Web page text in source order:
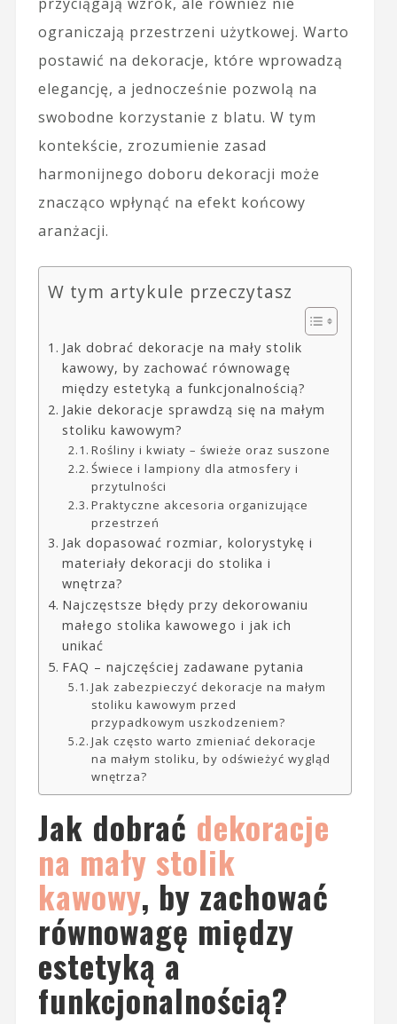
ograniczają przestrzeni użytkowej. Warto
postawić na dekoracje, które wprowadzą
elegancję, a jednocześnie pozwolą na
swobodne korzystanie z blatu. W tym
kontekście, zrozumienie zasad
harmonijnego doboru dekoracji może
znacząco wpłynąć na efekt końcowy
aranżacji.
W tym artykule przeczytasz
Jak dobrać dekoracje na mały stolik
kawowy, by zachować równowagę
między estetyką a funkcjonalnością?
Jakie dekoracje sprawdzą się na małym
stoliku kawowym?
Rośliny i kwiaty – świeże oraz suszone
Świece i lampiony dla atmosfery i
przytulności
Praktyczne akcesoria organizujące
przestrzeń
Jak dopasować rozmiar, kolorystykę i
materiały dekoracji do stolika i
wnętrza?
Najczęstsze błędy przy dekorowaniu
małego stolika kawowego i jak ich
unikać
FAQ – najczęściej zadawane pytania
Jak zabezpieczyć dekoracje na małym
stoliku kawowym przed
przypadkowym uszkodzeniem?
Jak często warto zmieniać dekoracje
na małym stoliku, by odświeżyć wygląd
wnętrza?
Jak dobrać dekoracje
na mały stolik
kawowy, by zachować
równowagę między
estetyką a
funkcjonalnością?